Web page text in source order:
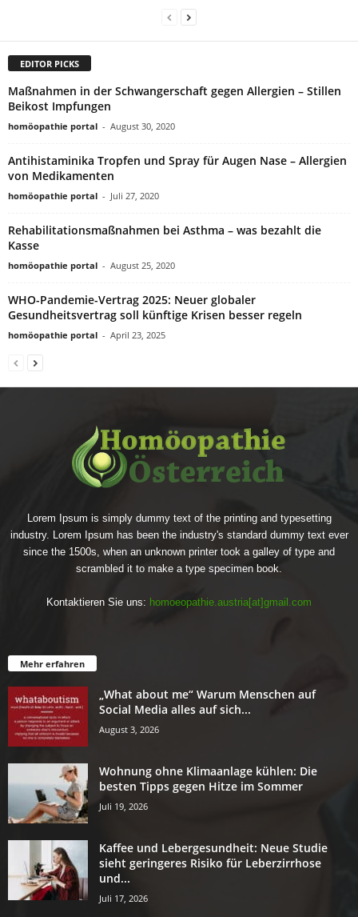
EDITOR PICKS
Maßnahmen in der Schwangerschaft gegen Allergien – Stillen
Beikost Impfungen
homöopathie portal - August 30, 2020
Antihistaminika Tropfen und Spray für Augen Nase – Allergien
von Medikamenten
homöopathie portal - Juli 27, 2020
Rehabilitationsmaßnahmen bei Asthma – was bezahlt die
Kasse
homöopathie portal - August 25, 2020
WHO-Pandemie-Vertrag 2025: Neuer globaler
Gesundheitsvertrag soll künftige Krisen besser regeln
homöopathie portal - April 23, 2025
Lorem Ipsum is simply dummy text of the printing and typesetting
industry. Lorem Ipsum has been the industry's standard dummy text ever
since the 1500s, when an unknown printer took a galley of type and
scrambled it to make a type specimen book.
Kontaktieren Sie uns: homoeopathie.austria[at]gmail.com
Mehr erfahren
„What about me“ Warum Menschen auf
Social Media alles auf sich...
August 3, 2026
Wohnung ohne Klimaanlage kühlen: Die
besten Tipps gegen Hitze im Sommer
Juli 19, 2026
Kaffee und Lebergesundheit: Neue Studie
sieht geringeres Risiko für Leberzirrhose
und...
Juli 17, 2026